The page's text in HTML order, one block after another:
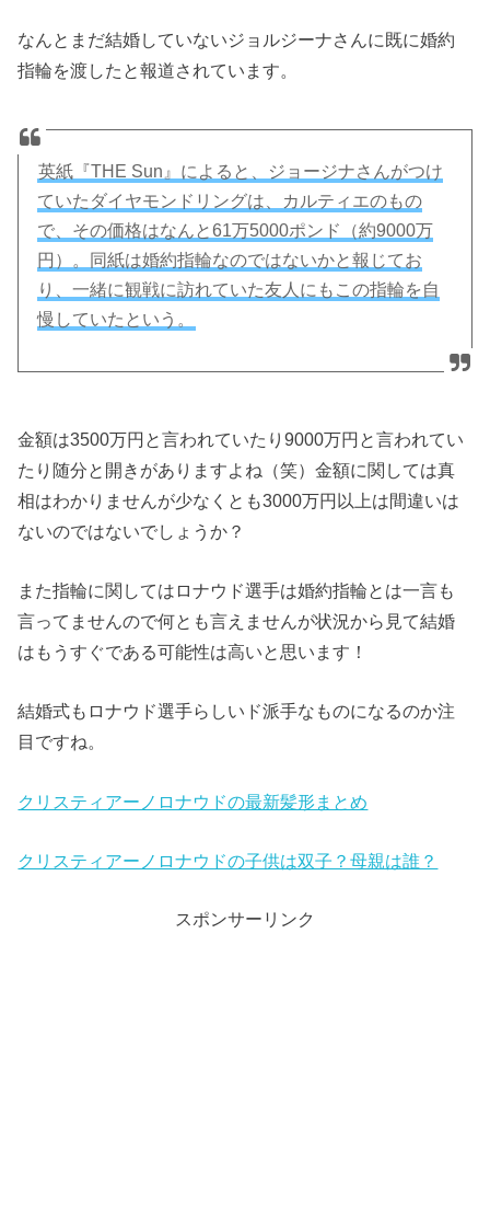
なんとまだ結婚していないジョルジーナさんに既に婚約
指輪を渡したと報道されています。
英紙『THE Sun』によると、ジョージナさんがつけ
ていたダイヤモンドリングは、カルティエのもの
で、その価格はなんと61万5000ポンド（約9000万
円）。同紙は婚約指輪なのではないかと報じてお
り、一緒に観戦に訪れていた友人にもこの指輪を自
慢していたという。
金額は3500万円と言われていたり9000万円と言われてい
たり随分と開きがありますよね（笑）金額に関しては真
相はわかりませんが少なくとも3000万円以上は間違いは
ないのではないでしょうか？
また指輪に関してはロナウド選手は婚約指輪とは一言も
言ってませんので何とも言えませんが状況から見て結婚
はもうすぐである可能性は高いと思います！
結婚式もロナウド選手らしいド派手なものになるのか注
目ですね。
クリスティアーノロナウドの最新髪形まとめ
クリスティアーノロナウドの子供は双子？母親は誰？
スポンサーリンク